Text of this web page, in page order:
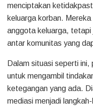
menciptakan
keluarga korban.
anggota keluarga, tetapi
antar komunitas yang
Dalam situasi seperti
untuk mengambil
ketegangan yang ada.
mediasi menjadi